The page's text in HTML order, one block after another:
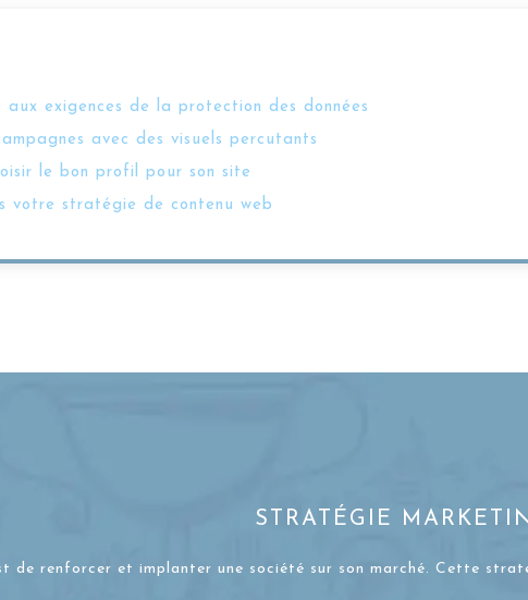
exigences de la protection des données
avec des visuels percutants
le bon profil pour son site
votre stratégie de contenu web
STRATÉGIE
de renforcer et implanter une société sur son marché. Cette